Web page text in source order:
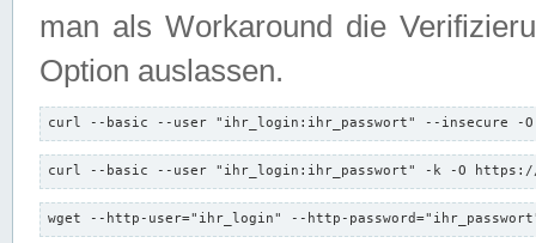
man als Workaround die
Option auslassen.
curl --basic --user "ihr_login:ihr_passwort" --insecure -
curl --basic --user "ihr_login:ihr_passwort" -k -O
wget --http-user="ihr_login" --http-